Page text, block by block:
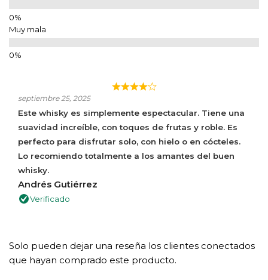
Muy mala
septiembre 25, 2025
Este whisky es simplemente espectacular. Tiene una
suavidad increíble, con toques de frutas y roble. Es
perfecto para disfrutar solo, con hielo o en cócteles.
Lo recomiendo totalmente a los amantes del buen
whisky.
Andrés Gutiérrez
Verificado
Solo pueden dejar una reseña los clientes conectados
que hayan comprado este producto.